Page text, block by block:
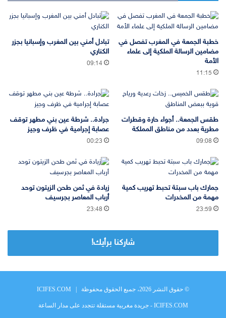
خطبة الجمعة في المغرب تفصل في
مضامين الرسالة الملكية إلى علماء
الأمة
11:15
تبادل أمني بين المغرب وإسبانيا بجزر
الكناري
09:14
طقس الجمعة.. أجواء حارة وقطرات
مطرية بعدد من مناطق المملكة
09:08
جرادة.. شرطة عين بني مطهر توقف
عصابة إجرامية في ظرف وجيز
00:23
جمارك باب سبتة تحبط تهريب كمية
مهمة من المخدرات
23:59
زيادة في ثمن طحن الزيتون توحد
أرباب المعاصر بجرسيف
23:48
شاركنا برأيك!
© حقوق النشر 2026، جميع الحقوق محفوظة | ICIFES.COM
ICIFES.COM - جريدة مغربية مستقلة تتجدد على مدار الساعة